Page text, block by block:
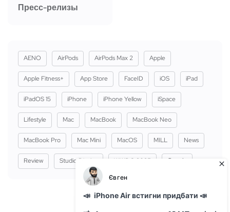
Пресс-релизы
AENO AirPods AirPods Max 2 Apple
Apple Fitness+ App Store FaceID iOS iPad
iPadOS 15 iPhone iPhone Yellow iSpace
Lifestyle Mac MacBook MacBook Neo
MacBook Pro Mac Mini MacOS MILL News
Review Studio Display WWDC 2025 Сервіс